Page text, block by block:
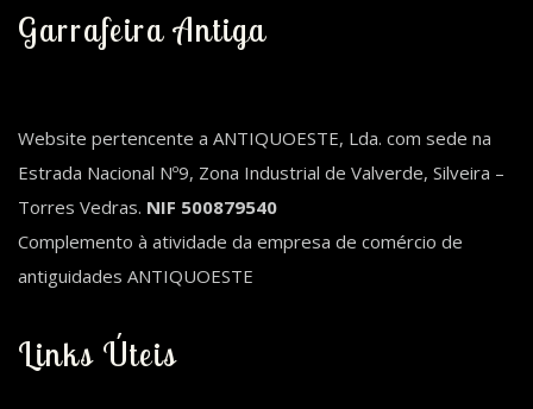
Garrafeira Antiga
Website pertencente a ANTIQUOESTE, Lda. com sede na
Estrada Nacional Nº9, Zona Industrial de Valverde, Silveira –
Torres Vedras. NIF 500879540
Complemento à atividade da empresa de comércio de
antiguidades ANTIQUOESTE
Links Úteis